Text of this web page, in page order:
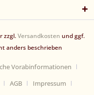
zzgl.Versandkosten und ggf.
anders beschrieben
Vorabinformationen
AGB
Impressum